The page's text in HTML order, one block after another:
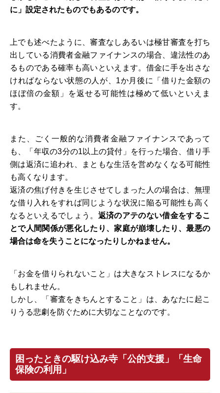
に」設定されたものでもあるのです。
上でも述べたように、審査なしあるいは極甘審査を打ち
出している消費者金融ファイナンスの場合、違法性のあ
るものである確率も高いといえます。借金に手を出さな
ければならない状態の人が、1か月後に「借りた金額の
ほぼ倍の金額」を返せる可能性は極めて低いといえま
す。
また、ごく一般的な消費者金融ファイナンスであって
も、「年収の3分の1以上の貸付」を行った場合、借り手
側は返済に追われ、まともな生活を営めなくなる可能性
も高くなります。
返済の焦げ付きを生じさせてしまった人の場合は、無理
な借り入れをすれば同じような状況に陥る可能性も高く
なるといえるでしょう。 返済のアテのない借金をするこ
とで人間関係が悪化したり、家庭が崩壊したり、最悪の
場合は命を失うことになったりしかねません。
「お金を借りられないこと」は大きなストレスになるか
もしれません。
しかし、「審査をきちんとすること」は、あなたに起こ
りうる悲劇を防ぐために大切なことなのです。
困ったときの駆け込み寺「公的支援」「生命
保険の利用」